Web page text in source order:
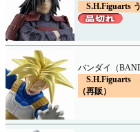
S.H.Figuarts
バンダイ（
S.H.Figuarts
（再販）